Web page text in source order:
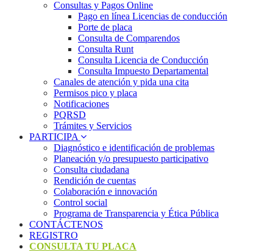
Consultas y Pagos Online
Pago en línea Licencias de conducción
Porte de placa
Consulta de Comparendos
Consulta Runt
Consulta Licencia de Conducción
Consulta Impuesto Departamental
Canales de atención y pida una cita
Permisos pico y placa
Notificaciones
PQRSD
Trámites y Servicios
PARTICIPA
Diagnóstico e identificación de problemas
Planeación y/o presupuesto participativo​
Consulta ciudadana
Rendición de cuentas
Colaboración e innovación
Control social
Programa de Transparencia y Ética Pública
CONTÁCTENOS
REGISTRO
CONSULTA TU PLACA